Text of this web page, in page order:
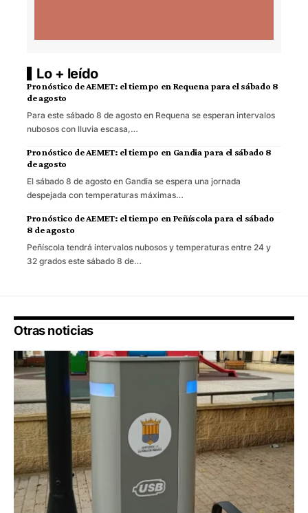
Lo + leído
Pronóstico de AEMET: el tiempo en Requena para el sábado 8
de agosto
Para este sábado 8 de agosto en Requena se esperan intervalos
nubosos con lluvia escasa,…
Pronóstico de AEMET: el tiempo en Gandia para el sábado 8
de agosto
El sábado 8 de agosto en Gandia se espera una jornada
despejada con temperaturas máximas…
Pronóstico de AEMET: el tiempo en Peñíscola para el sábado
8 de agosto
Peñíscola tendrá intervalos nubosos y temperaturas entre 24 y
32 grados este sábado 8 de…
Otras noticias